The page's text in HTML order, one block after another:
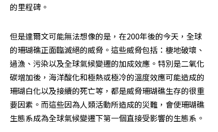
的里程碑。
但是達爾文可能無法想像的是，在200年後的今天，全球
的珊瑚礁正面臨滅絕的威脅。這些威脅包括：棲地破壞、
過漁、污染以及全球氣候變遷的加成效應。特別是二氧化
碳增加後，海洋酸化和極熱或極冷的溫度效應可能造成的
珊瑚白化以及接續的死亡等，都是威脅珊瑚礁生存的很重
要因素。而這些因為人類活動所造成的災難，會使珊瑚礁
生態系成為全球氣候變遷下第一個直接受影響的生態系。